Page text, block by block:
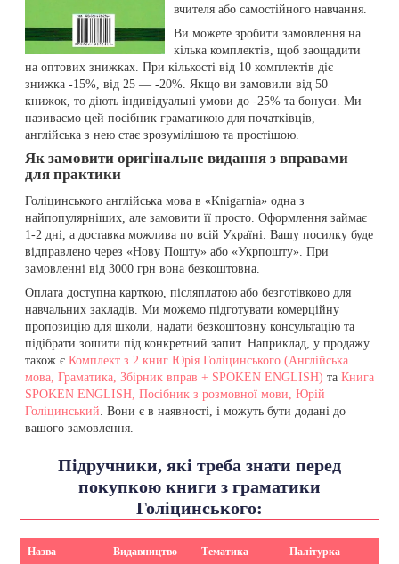
вчителя або самостійного навчання.
Ви можете зробити замовлення на
кілька комплектів, щоб заощадити
на оптових знижках. При кількості від 10 комплектів діє
знижка -15%, від 25 — -20%. Якщо ви замовили від 50
книжок, то діють індивідуальні умови до -25% та бонуси. Ми
називаємо цей посібник граматикою для початківців,
англійська з нею стає зрозумілішою та простішою.
Як замовити оригінальне видання з вправами
для практики
Голіцинського англійська мова в «Knigarnia» одна з
найпопулярніших, але замовити її просто. Оформлення займає
1-2 дні, а доставка можлива по всій Україні. Вашу посилку буде
відправлено через «Нову Пошту» або «Укрпошту». При
замовленні від 3000 грн вона безкоштовна.
Оплата доступна карткою, післяплатою або безготівково для
навчальних закладів. Ми можемо підготувати комерційну
пропозицію для школи, надати безкоштовну консультацію та
підібрати зошити під конкретний запит. Наприклад, у продажу
також є Комплект з 2 книг Юрія Голіцинського (Англійська
мова, Граматика, Збірник вправ + SPOKEN ENGLISH) та Книга
SPOKEN ENGLISH, Посібник з розмовної мови, Юрій
Голіцинський. Вони є в наявності, і можуть бути додані до
вашого замовлення.
Підручники, які треба знати перед
покупкою книги з граматики
Голіцинського:
Назва Видавництво Тематика Палітурка